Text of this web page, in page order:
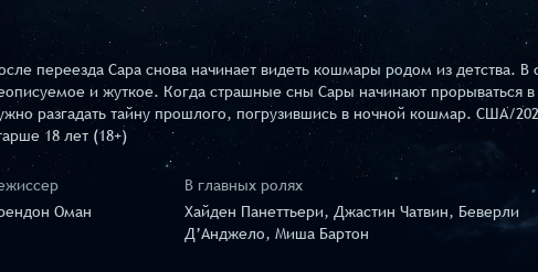
переезда Сара снова начинает видеть кошмары родом из детства.
и жуткое. Когда страшные сны Сары начинают прорываться
разгадать тайну прошлого, погрузившись в ночной кошмар. США/
18 лет (18+)
Оман
В главных ролях
Хайден Панеттьери, Джастин Чатвин, Беверли
Д’Анджело, Миша Бартон